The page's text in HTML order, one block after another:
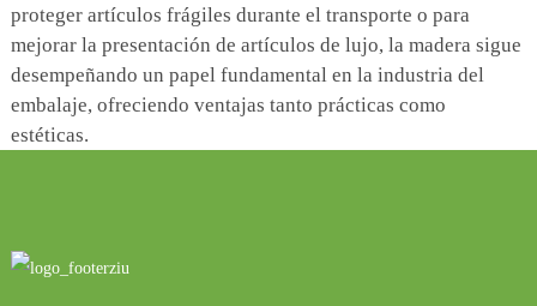
proteger artículos frágiles durante el transporte o para
mejorar la presentación de artículos de lujo, la madera sigue
desempeñando un papel fundamental en la industria del
embalaje, ofreciendo ventajas tanto prácticas como
estéticas.